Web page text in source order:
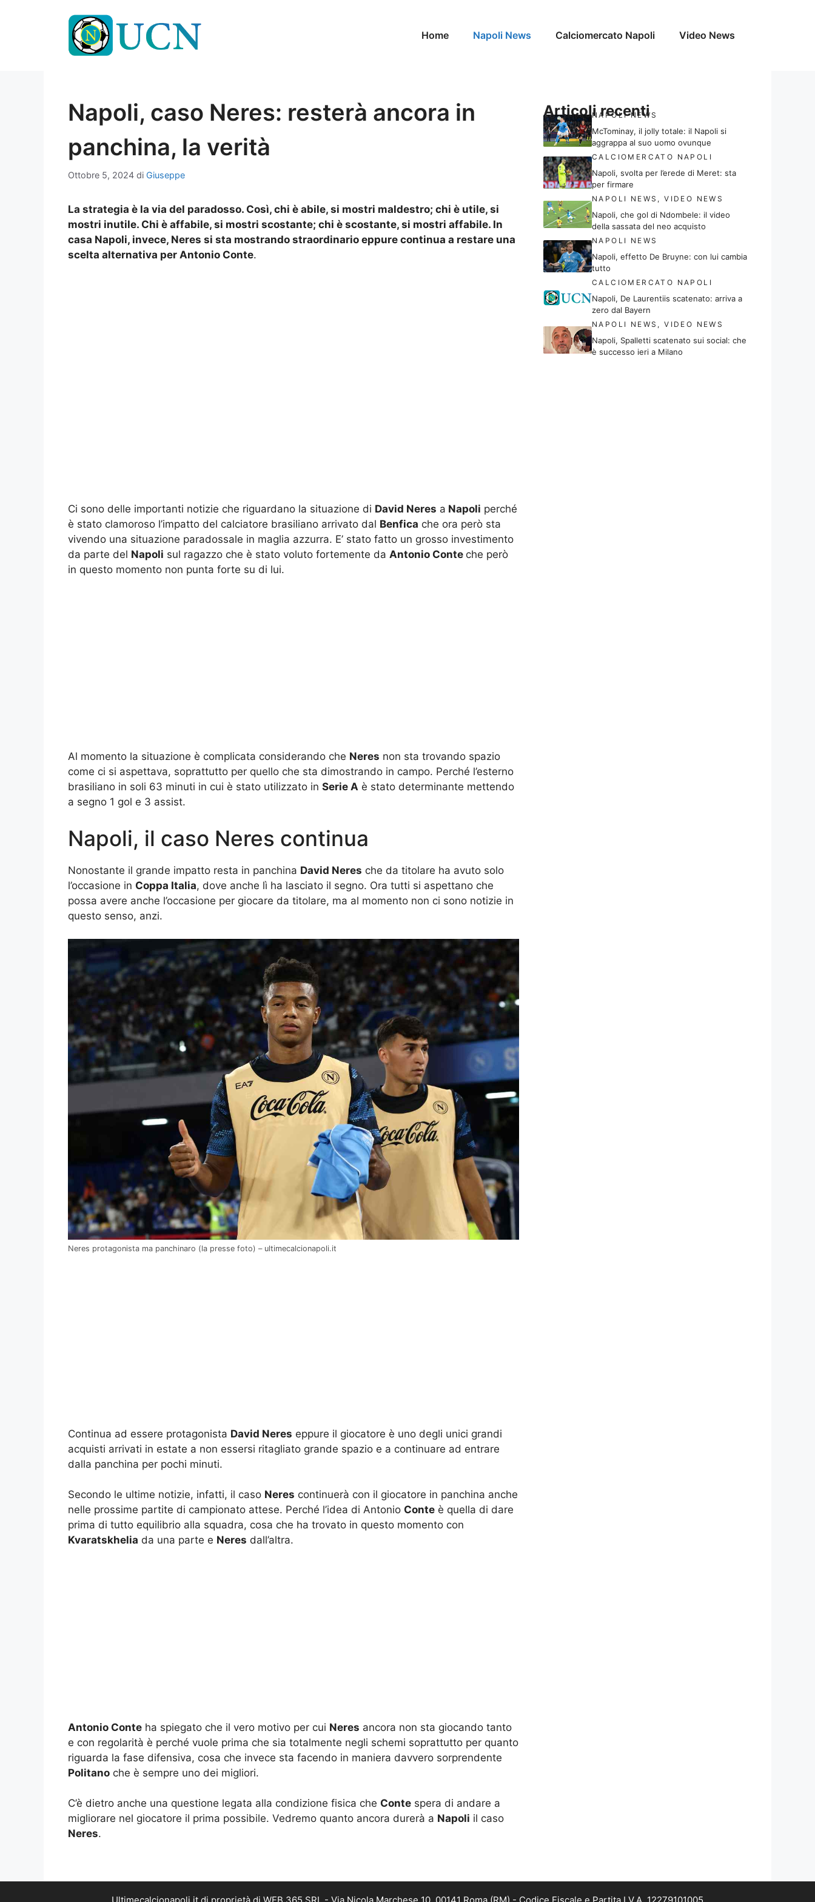
Home Napoli News Calciomercato Napoli Video News
Napoli, caso Neres: resterà ancora in
panchina, la verità
Ottobre 5, 2024 di Giuseppe
La strategia è la via del paradosso. Così, chi è abile, si mostri maldestro; chi è utile, si
mostri inutile. Chi è affabile, si mostri scostante; chi è scostante, si mostri affabile. In
casa Napoli, invece, Neres si sta mostrando straordinario eppure continua a restare una
scelta alternativa per Antonio Conte.
Ci sono delle importanti notizie che riguardano la situazione di David Neres a Napoli perché
è stato clamoroso l’impatto del calciatore brasiliano arrivato dal Benfica che ora però sta
vivendo una situazione paradossale in maglia azzurra. E’ stato fatto un grosso investimento
da parte del Napoli sul ragazzo che è stato voluto fortemente da Antonio Conte che però
in questo momento non punta forte su di lui.
Al momento la situazione è complicata considerando che Neres non sta trovando spazio
come ci si aspettava, soprattutto per quello che sta dimostrando in campo. Perché l’esterno
brasiliano in soli 63 minuti in cui è stato utilizzato in Serie A è stato determinante mettendo
a segno 1 gol e 3 assist.
Napoli, il caso Neres continua
Nonostante il grande impatto resta in panchina David Neres che da titolare ha avuto solo
l’occasione in Coppa Italia, dove anche lì ha lasciato il segno. Ora tutti si aspettano che
possa avere anche l’occasione per giocare da titolare, ma al momento non ci sono notizie in
questo senso, anzi.
Neres protagonista ma panchinaro (la presse foto) – ultimecalcionapoli.it
Continua ad essere protagonista David Neres eppure il giocatore è uno degli unici grandi
acquisti arrivati in estate a non essersi ritagliato grande spazio e a continuare ad entrare
dalla panchina per pochi minuti.
Secondo le ultime notizie, infatti, il caso Neres continuerà con il giocatore in panchina anche
nelle prossime partite di campionato attese. Perché l’idea di Antonio Conte è quella di dare
prima di tutto equilibrio alla squadra, cosa che ha trovato in questo momento con
Kvaratskhelia da una parte e Neres dall’altra.
Antonio Conte ha spiegato che il vero motivo per cui Neres ancora non sta giocando tanto
e con regolarità è perché vuole prima che sia totalmente negli schemi soprattutto per quanto
riguarda la fase difensiva, cosa che invece sta facendo in maniera davvero sorprendente
Politano che è sempre uno dei migliori.
C’è dietro anche una questione legata alla condizione fisica che Conte spera di andare a
migliorare nel giocatore il prima possibile. Vedremo quanto ancora durerà a Napoli il caso
Neres.
Articoli recenti
NAPOLI NEWS
McTominay, il jolly totale: il Napoli si
aggrappa al suo uomo ovunque
CALCIOMERCATO NAPOLI
Napoli, svolta per l’erede di Meret: sta
per firmare
NAPOLI NEWS ,VIDEO NEWS
Napoli, che gol di Ndombele: il video
della sassata del neo acquisto
NAPOLI NEWS
Napoli, effetto De Bruyne: con lui cambia
tutto
CALCIOMERCATO NAPOLI
Napoli, De Laurentiis scatenato: arriva a
zero dal Bayern
NAPOLI NEWS ,VIDEO NEWS
Napoli, Spalletti scatenato sui social: che
è successo ieri a Milano
Ultimecalcionapoli.it di proprietà di WEB 365 SRL - Via Nicola Marchese 10, 00141 Roma (RM) - Codice Fiscale e Partita I.V.A. 12279101005